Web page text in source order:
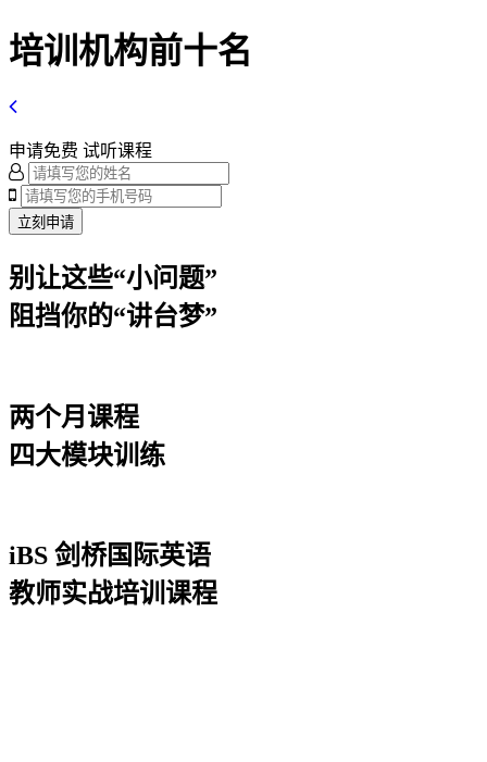
培训机构前十名
申请免费 试听课程
别让这些“小问题”
阻挡你的“讲台梦”
两个月课程
四大模块训练
iBS 剑桥国际英语
教师实战培训课程